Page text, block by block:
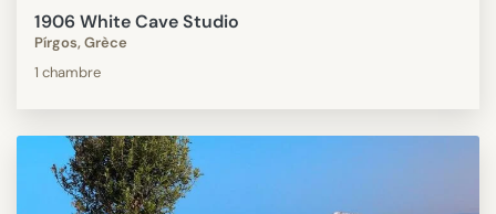
1906 White Cave Studio
Pírgos, Grèce
1 chambre